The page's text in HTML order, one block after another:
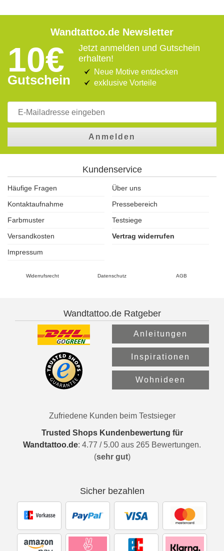
Wandtattoo.de Newsletter
10€
Gutschein
Jetzt anmelden und Gutschein
erhalten!
Neue Motive entdecken
exklusive Vorteile
Anmelden
Kundenservice
Häufige Fragen
Über uns
Kontaktaufnahme
Pressebereich
Farbmuster
Testsiege
Versandkosten
Vertrag widerrufen
Impressum
Widerrufsrecht Datenschutz AGB
Wandtattoo.de Ratgeber
Anleitungen
Inspirationen
Wohnideen
Zufriedene Kunden beim Testsieger
Trusted Shops Kundenbewertung für
Wandtattoo.de: 4.77 / 5.00 aus 265 Bewertungen.
(sehr gut)
Sicher bezahlen